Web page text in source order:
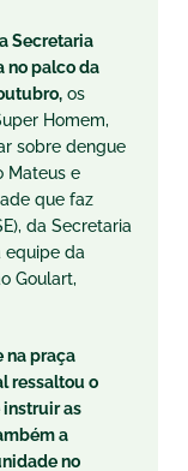
Secretaria
no palco da
os
Homem,
sobre dengue
Mateus e
que faz
da Secretaria
equipe da
Goulart,
na praça
ressaltou o
as
a
no